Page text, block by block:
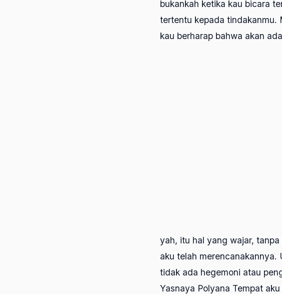
bukankah ketika kau bicara
tertentu kepada tindakanmu.
kau berharap bahwa akan
yah, itu hal yang wajar,
aku telah merencanakannya.
tidak ada hegemoni atau
Yasnaya Polyana Tempat